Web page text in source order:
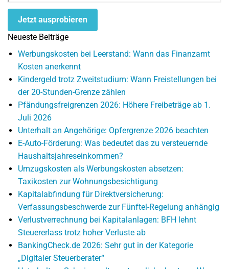
Jetzt ausprobieren
Neueste Beiträge
Werbungskosten bei Leerstand: Wann das Finanzamt
Kosten anerkennt
Kindergeld trotz Zweitstudium: Wann Freistellungen bei
der 20-Stunden-Grenze zählen
Pfändungsfreigrenzen 2026: Höhere Freibeträge ab 1.
Juli 2026
Unterhalt an Angehörige: Opfergrenze 2026 beachten
E-Auto-Förderung: Was bedeutet das zu versteuernde
Haushaltsjahreseinkommen?
Umzugskosten als Werbungskosten absetzen:
Taxikosten zur Wohnungsbesichtigung
Kapitalabfindung für Direktversicherung:
Verfassungsbeschwerde zur Fünftel-Regelung anhängig
Verlustverrechnung bei Kapitalanlagen: BFH lehnt
Steuererlass trotz hoher Verluste ab
BankingCheck.de 2026: Sehr gut in der Kategorie
„Digitaler Steuerberater“